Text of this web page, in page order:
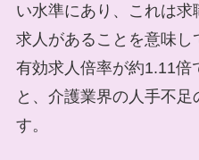
い水準にあり、これは
求人があることを意味
有効求人倍率が約1.11倍
と、介護業界の人手不
す。